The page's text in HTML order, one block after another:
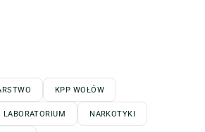
KPP WOŁÓW
LABORATORIUM NARKOTYKI